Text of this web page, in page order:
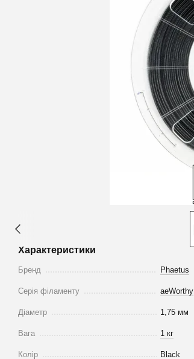
Характеристики
Бренд Phaetus
Серія філаменту aeWorthy
Діаметр 1,75 мм
Вага 1 кг
Колір Black